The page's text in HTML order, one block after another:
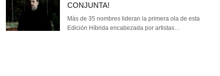
CONJUNTA!
Más de 35 nombres lideran la primera ola de esta
Edición Híbrida encabezada por artistas…